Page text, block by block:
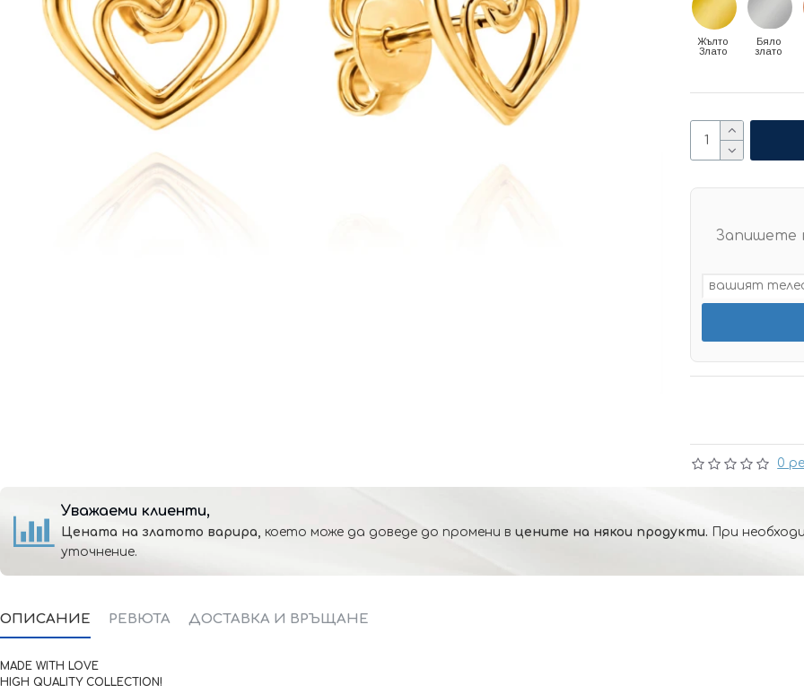
0
Жълто
Злато
Бяло
злато
Запишете
Уважаеми клиенти,
Цената на златото варира, което може да доведе до промени в цените на някои продукти. При
уточнение.
ОПИСАНИЕ РЕВЮТА ДОСТАВКА И ВРЪЩАНЕ
MADE WITH LOVE
HIGH QUALITY COLLECTION!